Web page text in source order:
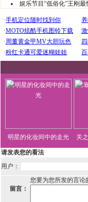
娱乐节目“低俗化”王刚最
明星的化妆间中的走光 关
请发表您的看法
用户：
您要为您所发的言论
留言：